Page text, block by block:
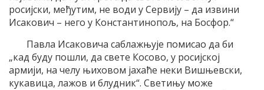
росијски, међутим, не води у Сервију – да извини
Исакович – него у Константинопољ, на Босфор.“
Павла Исаковича саблажњује помисао да би
„кад буду пошли, да свете Косово, у росијској
армији, на челу њиховом јахаће неки Вишњевски,
кукавица, лажов и блудник“. Светињу може